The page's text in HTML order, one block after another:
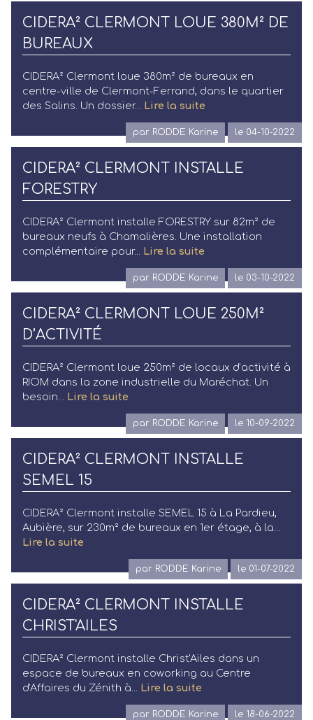
CIDERA² CLERMONT LOUE 380M² DE
BUREAUX
CIDERA² Clermont loue 380m² de bureaux en
centre-ville de Clermont-Ferrand, dans le quartier
des Salins. Un dossier...
Lire la suite
par RODDE Karine le 04-10-2022
CIDERA² CLERMONT INSTALLE
FORESTRY
CIDERA² Clermont installe FORESTRY sur 82m² de
bureaux neufs à Chamalières. Une installation
complémentaire pour...
Lire la suite
par RODDE Karine le 03-10-2022
CIDERA² CLERMONT LOUE 250M²
D’ACTIVITÉ
CIDERA² Clermont loue 250m² de locaux d’activité à
RIOM dans la zone industrielle du Maréchat. Un
besoin...
Lire la suite
par RODDE Karine le 10-09-2022
CIDERA² CLERMONT INSTALLE
SEMEL 15
CIDERA² Clermont installe SEMEL 15 à La Pardieu,
Aubière, sur 230m² de bureaux en 1er étage, à la...
Lire la suite
par RODDE Karine le 01-07-2022
CIDERA² CLERMONT INSTALLE
CHRIST'AILES
CIDERA² Clermont installe Christ'Ailes dans un
espace de bureaux en coworking au Centre
d'Affaires du Zénith à...
Lire la suite
par RODDE Karine le 18-06-2022